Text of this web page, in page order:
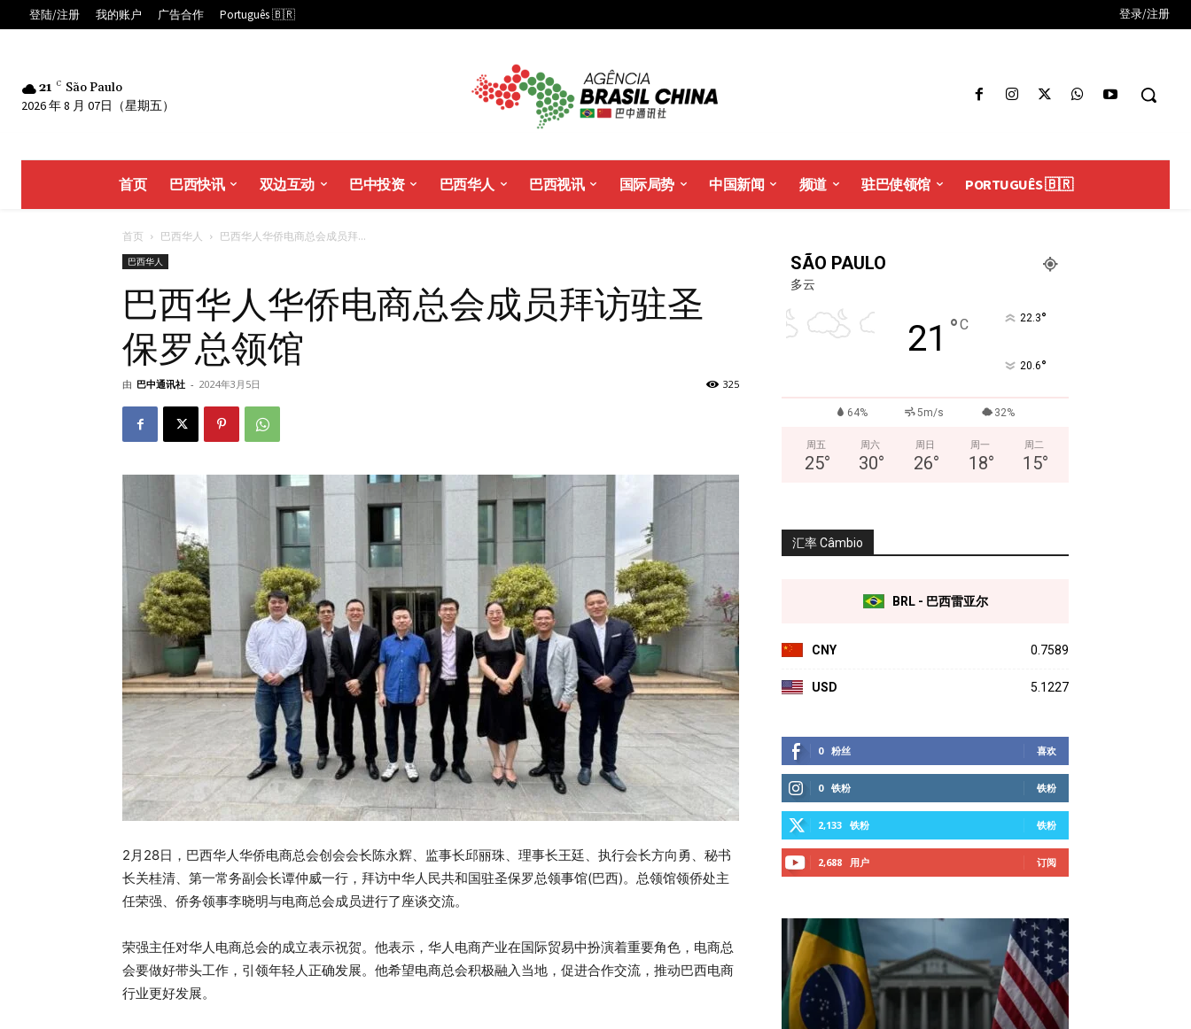
登陆/注册 我的账户 广告合作 Português 🇧🇷 登录/注册
21 C São Paulo
2026 年 8 月 07日（星期五）
首页 巴西快讯 双边互动 巴中投资 巴西华人 巴西视讯 国际局势 中国新闻 频道 驻巴使领馆 PORTUGUÊS 🇧🇷
首页 巴西华人 巴西华人华侨电商总会成员拜...
巴西华人
巴西华人华侨电商总会成员拜访驻圣
保罗总领馆
由 巴中通讯社 - 2024年3月5日 325
2月28日，巴西华人华侨电商总会创会会长陈永辉、监事长邱丽珠、理事长王廷、执行会长方向勇、秘书
长关桂清、第一常务副会长谭仲威一行，拜访中华人民共和国驻圣保罗总领事馆(巴西)。总领馆领侨处主
任荣强、侨务领事李晓明与电商总会成员进行了座谈交流。
荣强主任对华人电商总会的成立表示祝贺。他表示，华人电商产业在国际贸易中扮演着重要角色，电商总
会要做好带头工作，引领年轻人正确发展。他希望电商总会积极融入当地，促进合作交流，推动巴西电商
行业更好发展。
SÃO PAULO
多云
21 °C 22.3°
20.6°
64% 5m/s 32%
周五
25°
周六
30°
周日
26°
周一
18°
周二
15°
汇率 Câmbio
BRL - 巴西雷亚尔
CNY 0.7589
USD 5.1227
0 粉丝 喜欢
0 铁粉 铁粉
2,133 铁粉 铁粉
2,688 用户 订阅